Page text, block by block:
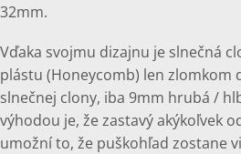
32mm.
Vďaka svojmu dizajnu je slnečná
plástu (Honeycomb) len zlomkom
slnečnej clony, iba 9mm hrubá /
výhodou je, že zastavý akýkoľvek
umožní to, že puškohľad zostane